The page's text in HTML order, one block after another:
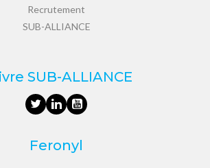
Recrutement
SUB-ALLIANCE
SUB-ALLIANCE
Feronyl